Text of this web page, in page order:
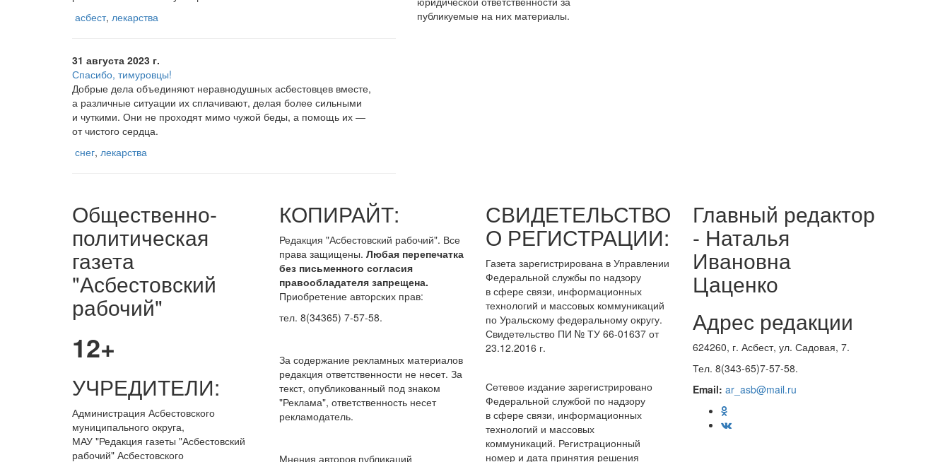
асбест, лекарства
31 августа 2023 г.
Спасибо, тимуровцы!
Добрые дела объединяют неравнодушных асбестовцев вместе,
а различные ситуации их сплачивают, делая более сильными
и чуткими. Они не проходят мимо чужой беды, а помощь их —
от чистого сердца.
снег, лекарства
публикуемые на них материалы.
Общественно-
политическая
газета
"Асбестовский
рабочий"
12+
УЧРЕДИТЕЛИ:
Администрация Асбестовского
муниципального округа,
МАУ"Редакция газеты "Асбестовский
рабочий" Асбестовского
КОПИРАЙТ:
Редакция "Асбестовский рабочий". Все
права защищены. Любая перепечатка
без письменного согласия
правообладателя запрещена.
Приобретение авторских прав:
тел. 8(34365) 7-57-58.
За содержание рекламных материалов
редакция ответственности не несет. За
текст, опубликованный под знаком
"Реклама", ответственность несет
рекламодатель.
Мнения авторов публикаций
СВИДЕТЕЛЬСТВО
О РЕГИСТРАЦИИ:
Газета зарегистрирована в Управлении
Федеральной службы по надзору
в сфере связи, информационных
технологий и массовых коммуникаций
по Уральскому федеральному округу.
Свидетельство ПИ № ТУ 66-01637 от
23.12.2016 г.
Сетевое издание зарегистрировано
Федеральной службой по надзору
в сфере связи, информационных
технологий и массовых
коммуникаций. Регистрационный
номер и дата принятия решения
Главный редактор
- Наталья
Ивановна
Цаценко
Адрес редакции
624260, г. Асбест, ул. Садовая, 7.
Тел. 8(343-65)7-57-58.
Email: ar_asb@mail.ru